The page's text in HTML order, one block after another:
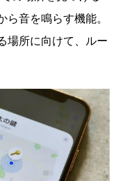
音を鳴らす機能。
場所に向けて、ルー